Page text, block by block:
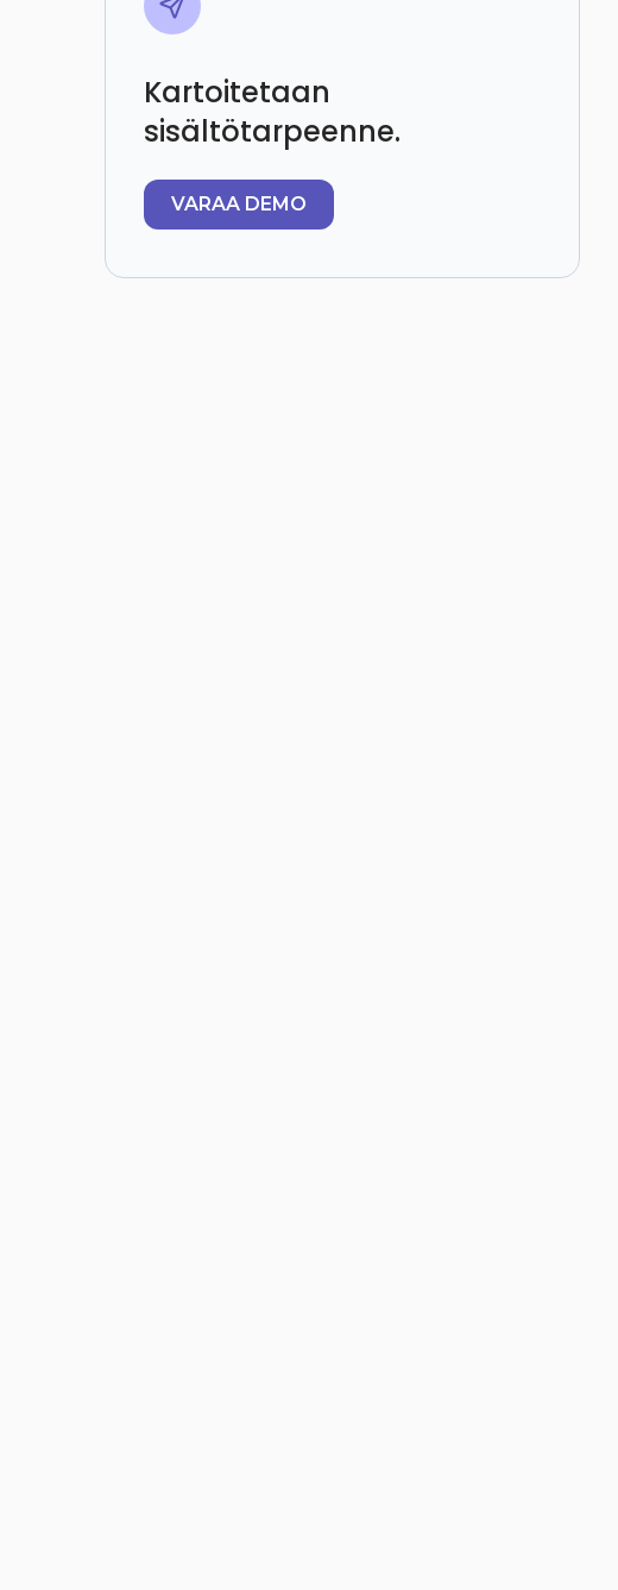
Kartoitetaan
sisältötarpeenne.
VARAA DEMO